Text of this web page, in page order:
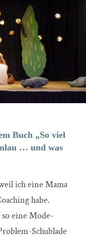
Buch „So viel
… und was
ich eine Mama
habe.
so eine Mode-
Schublade